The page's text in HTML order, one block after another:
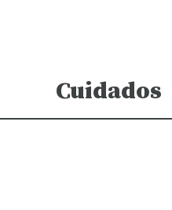
Cuidados